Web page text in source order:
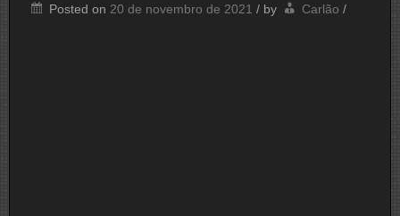
Posted on 20 de novembro de 2021 / by Carlão /